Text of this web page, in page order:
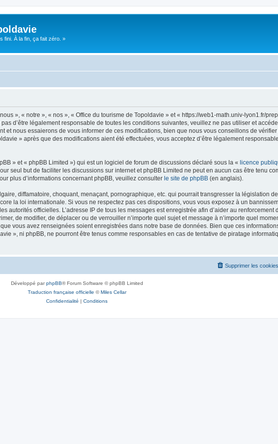
fini. À la fin, ça fait zéro. »
», « notre », « nos », « Office du tourisme de Topoldavie » et « https://web1-math.univ-lyon1.fr/
d’être légalement responsable de toutes les conditions suivantes, veuillez ne pas utiliser et
et nous essaierons de vous informer de ces modifications, bien que nous vous conseillons de
» après que des modifications aient été effectuées, vous acceptez d’être légalement
» et « phpBB Limited ») qui est un logiciel de forum de discussions déclaré sous la « licence
seul but de faciliter les discussions sur internet et phpBB Limited ne peut en aucun cas être tenu
plus d’informations concernant phpBB, veuillez consulter le site de phpBB (en anglais).
diffamatoire, choquant, menaçant, pornographique, etc. qui pourrait transgresser la législation
la loi internationale. Si vous ne respectez pas ces dispositions, vous vous exposez à un
autorités officielles. L’adresse IP de tous les messages est enregistrée afin d’aider au renforcement
de modifier, de déplacer ou de verrouiller n’importe quel sujet et message à n’importe quel
vous avez renseignées soient enregistrées dans notre base de données. Bien que ces
», ni phpBB, ne pourront être tenus comme responsables en cas de tentative de piratage
Supprimer les cookies
Développé parphpBB® Forum Software © phpBB Limited
Traduction française officielle ©Miles Cellar
Confidentialité | Conditions